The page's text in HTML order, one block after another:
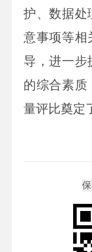
护、数据处
意事项等相
导，进一步
的综合素质
量评比奠定